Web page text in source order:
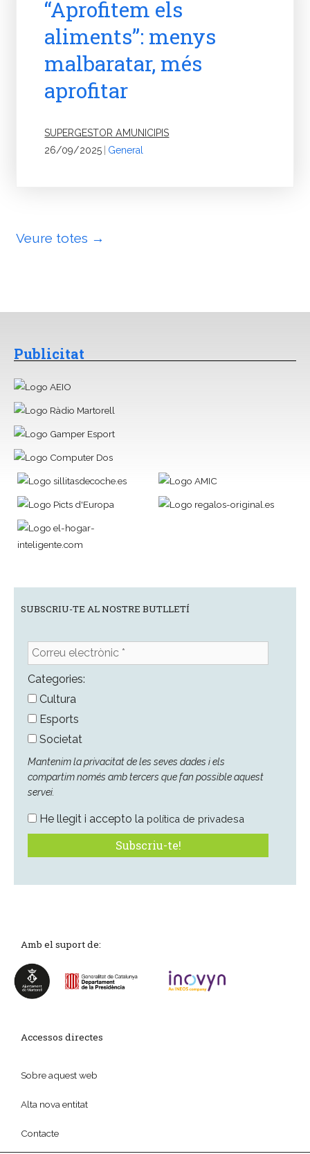
“Aprofitem els
aliments”: menys
malbaratar, més
aprofitar
26/09/2025
SUPERGESTOR AMUNICIPIS
General
Veure totes →
Publicitat
SUBSCRIU-TE AL NOSTRE BUTLLETÍ
Correu
electrònic
*Categories:
Cultura
Esports
Societat
Mantenim la privacitat de les seves dades i els
compartim només amb tercers que fan possible aquest
servei.
He llegit i accepto la política de privadesa
Amb el suport de:
Accessos directes
Sobre aquest web
Alta nova entitat
Contacte